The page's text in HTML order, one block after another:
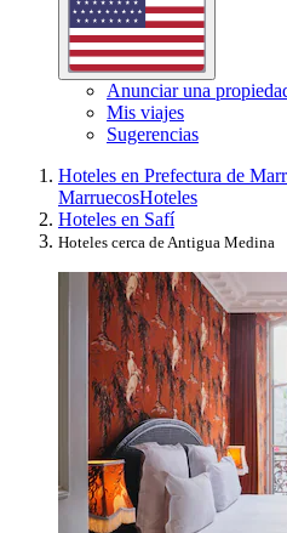
Anunciar una
Mis viajes
Sugerencias
Hoteles en Prefectura de
MarruecosHoteles
Hoteles en Safí
Hoteles cerca de Antigua Medina